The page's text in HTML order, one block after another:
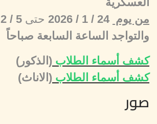
من يوم 24 / 1 / 2026 حتى 5 / 2 / 2026
والتواجد الساعة السابعة صباحاً
كشف أسماء الطلاب (الذكور)
كشف أسماء الطلاب (الاناث)
صور